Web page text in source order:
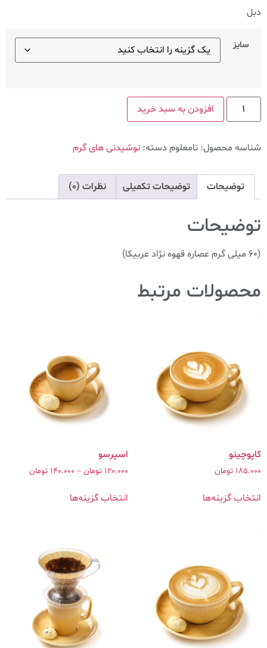
دبل
سایز
افزودن به سبد خرید
شناسه محصول: نامعلوم دسته: نوشیدنی های گرم
توضیحات توضیحات تکمیلی نظرات (0)
توضیحات
(۶۰ میلی گرم عصاره قهوه نژاد عربیکا)
محصولات مرتبط
کاپوچینو
185.000 تومان
انتخاب گزینه‌ها
120.000 تومان –
140.000 تومان
انتخاب گزینه‌ها